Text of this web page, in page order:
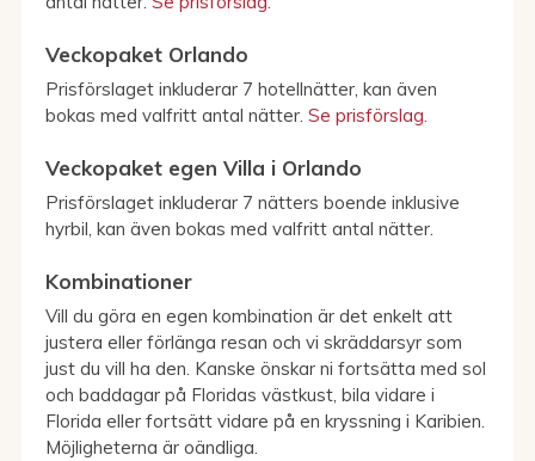
Veckopaket Orlando
Prisförslaget inkluderar 7 hotellnätter, kan även
bokas med valfritt antal nätter. Se prisförslag.
Veckopaket egen Villa i Orlando
Prisförslaget inkluderar 7 nätters boende inklusive
hyrbil, kan även bokas med valfritt antal nätter.
Kombinationer
Vill du göra en egen kombination är det enkelt att
justera eller förlänga resan och vi skräddarsyr som
just du vill ha den. Kanske önskar ni fortsätta med sol
och baddagar på Floridas västkust, bila vidare i
Florida eller fortsätt vidare på en kryssning i Karibien.
Möjligheterna är oändliga.